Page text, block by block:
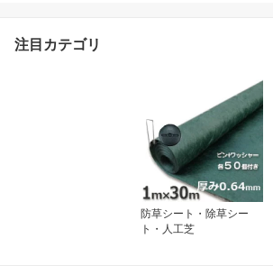
注目カテゴリ
防草シート・除草シー
ト・人工芝